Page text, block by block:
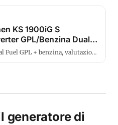
KS 1900iG S
GPL/Benzina Dual
Fuel GPL + benzina, valutazioni
generatore di